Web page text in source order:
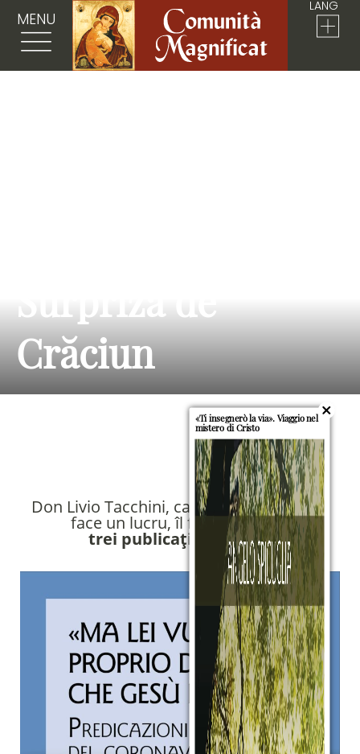
MENU
LANG
Surpriză de
Crăciun
Don Livio Tacchini, ca întotdeauna, când
face un lucru, îl face minunat:
trei publicații deodată!
«Ti insegnerò la via». Viaggio nel
mistero di Cristo